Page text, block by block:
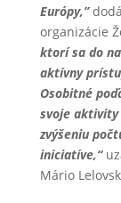
Európy,”
organizácie
ktorí sa do
aktívny
Osobitné
svoje
zvýšeniu
iniciatíve,“
Mário